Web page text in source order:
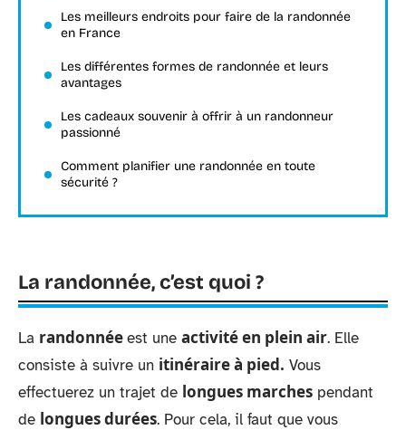
Les meilleurs endroits pour faire de la randonnée
en France
Les différentes formes de randonnée et leurs
avantages
Les cadeaux souvenir à offrir à un randonneur
passionné
Comment planifier une randonnée en toute
sécurité ?
La randonnée, c’est quoi ?
La randonnéeest une activité en plein air. Elle
consiste à suivre un itinéraire à pied. Vous
effectuerez un trajet de longues marches pendant
de longues durées. Pour cela, il faut que vous